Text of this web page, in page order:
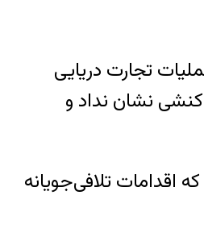
تجارت دریایی
نشان نداد و
اقدامات تلافی‌جویانه